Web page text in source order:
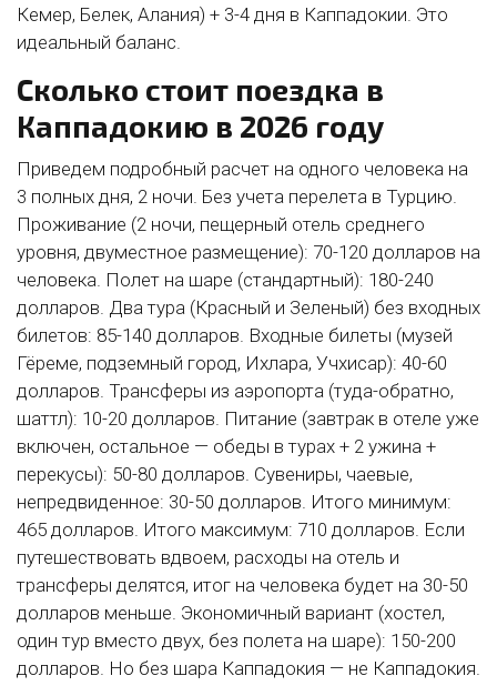
Кемер, Белек, Алания) + 3-4 дня в Каппадокии. Это
идеальный баланс.
Сколько стоит поездка в
Каппадокию в 2026 году
Приведем подробный расчет на одного человека на
3 полных дня, 2 ночи. Без учета перелета в Турцию.
Проживание (2 ночи, пещерный отель среднего
уровня, двуместное размещение): 70-120 долларов на
человека. Полет на шаре (стандартный): 180-240
долларов. Два тура (Красный и Зеленый) без входных
билетов: 85-140 долларов. Входные билеты (музей
Гёреме, подземный город, Ихлара, Учхисар): 40-60
долларов. Трансферы из аэропорта (туда-обратно,
шаттл): 10-20 долларов. Питание (завтрак в отеле уже
включен, остальное — обеды в турах + 2 ужина +
перекусы): 50-80 долларов. Сувениры, чаевые,
непредвиденное: 30-50 долларов. Итого минимум:
465 долларов. Итого максимум: 710 долларов. Если
путешествовать вдвоем, расходы на отель и
трансферы делятся, итог на человека будет на 30-50
долларов меньше. Экономичный вариант (хостел,
один тур вместо двух, без полета на шаре): 150-200
долларов. Но без шара Каппадокия — не Каппадокия.